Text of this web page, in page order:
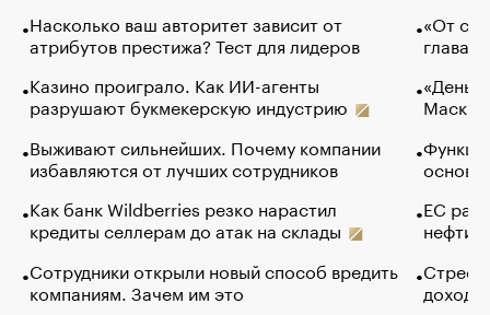
Насколько ваш авторитет зависит от
атрибутов престижа? Тест для лидеров
Казино проиграло. Как ИИ-агенты
разрушают букмекерскую индустрию
Выживают сильнейших. Почему компании
избавляются от лучших сотрудников
Как банк Wildberries резко нарастил
кредиты селлерам до атак на склады
Сотрудники открыли новый способ вредить
компаниям. Зачем им это
«От
глава
Маск в
основ
ЕС
нефти